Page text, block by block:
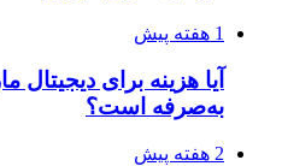
1 هفته پیش
آیا هزینه برای دیجیتال
به‌صرفه است؟
2 هفته پیش